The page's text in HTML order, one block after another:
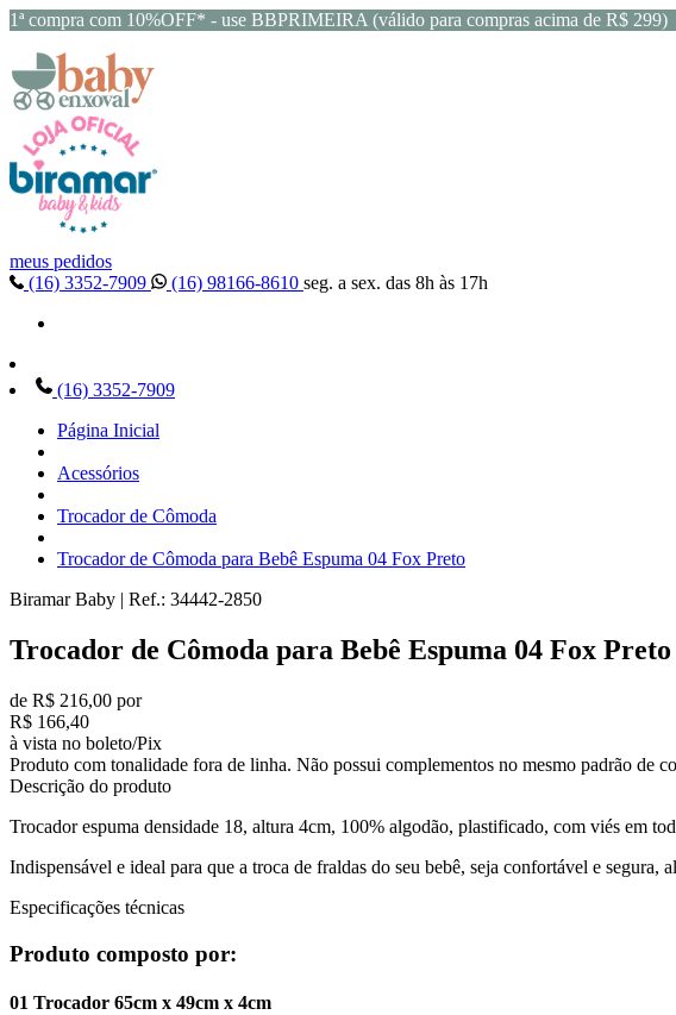
1ª compra com 10%OFF* - use BBPRIMEIRA (válido para compras acima de R$ 299)
meus pedidos
(16) 3352-7909
(16) 98166-8610 seg. a sex. das 8h às 17h
(16) 3352-7909
Página Inicial
Acessórios
Trocador de Cômoda
Trocador de Cômoda para Bebê Espuma 04 Fox Preto
Biramar Baby | Ref.: 34442-2850
Trocador de Cômoda para Bebê Espuma 04 Fox Preto
de R$ 216,00 por
R$ 166,40
à vista no boleto/Pix
Produto com tonalidade fora de linha. Não possui complementos no mesmo padrão de
Descrição do produto
Trocador espuma densidade 18, altura 4cm, 100% algodão, plastificado, com viés em
Indispensável e ideal para que a troca de fraldas do seu bebê, seja confortável e segura,
Especificações técnicas
Produto composto por:
01 Trocador 65cm x 49cm x 4cm